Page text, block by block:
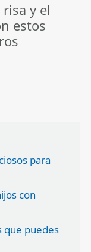
y el
estos
para
con
que puedes